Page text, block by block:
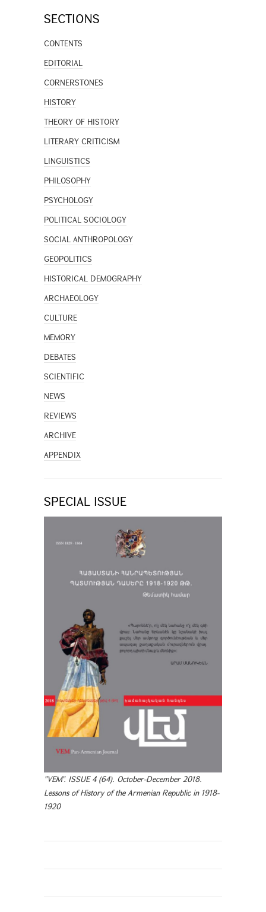
SECTIONS
CONTENTS
EDITORIAL
CORNERSTONES
HISTORY
THEORY OF HISTORY
LITERARY CRITICISM
LINGUISTICS
PHILOSOPHY
PSYCHOLOGY
POLITICAL SOCIOLOGY
SOCIAL ANTHROPOLOGY
GEOPOLITICS
HISTORICAL DEMOGRAPHY
ARCHAEOLOGY
CULTURE
MEMORY
DEBATES
SCIENTIFIC
NEWS
REVIEWS
ARCHIVE
APPENDIX
SPECIAL ISSUE
"VEM". ISSUE 4 (64). October-December 2018.
Lessons of History of the Armenian Republic in 1918-
1920